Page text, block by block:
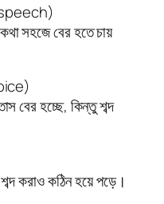
speech)
সহজে বের হতে চায়
বের হচ্ছে, কিন্তু শব্দ
করাও কঠিন হয়ে পড়ে।